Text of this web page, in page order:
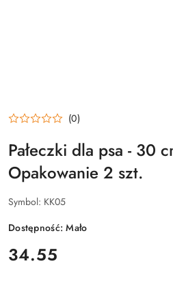
(0)
Pałeczki dla psa - 30
Opakowanie 2 szt.
Symbol: KK05
Dostępność:Mało
cena:
34.55